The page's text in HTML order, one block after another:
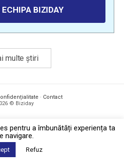
BIZIDAY
multe știri
· Contact
© Biziday
pentru a îmbunătăți experiența ta
navigare.
Refuz